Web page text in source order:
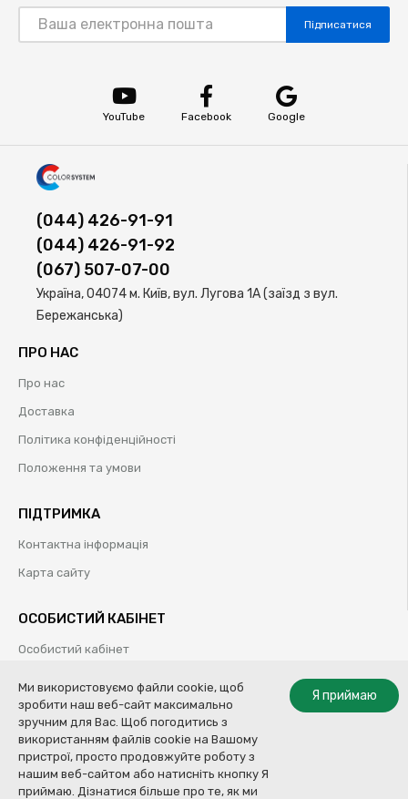
Підписатися
YouTube Facebook Google
(044) 426-91-91
(044) 426-91-92
(067) 507-07-00
Україна, 04074 м. Київ, вул. Лугова 1А (заїзд з вул.
Бережанська)
ПРО НАС
Про нас
Доставка
Політика конфіденційності
Положення та умови
ПІДТРИМКА
Контактна інформація
Карта сайту
ОСОБИСТИЙ КАБІНЕТ
Особистий кабінет
Обрані товари
© Колор Систем ТОВ | Професійні рішення для кузовного ремонту |
Я приймаю
Ми використовуємо файли cookie, щоб
зробити наш веб-сайт максимально
зручним для Вас. Щоб погодитись з
використанням файлів cookie на Вашому
пристрої, просто продовжуйте роботу з
нашим веб-сайтом або натисніть кнопку Я
приймаю. Дізнатися більше про те, як ми